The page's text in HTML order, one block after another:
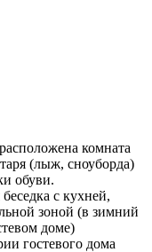
комната
(лыж, сноуборда)
обуви.
с кухней,
зоной (в зимний
доме)
гостевого дома